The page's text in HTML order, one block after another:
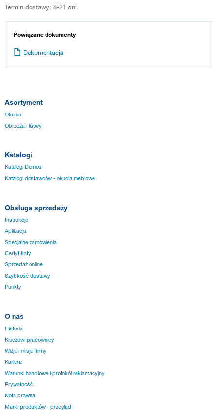
Termin dostawy: 8-21 dni.
Powiązane dokumenty
Dokumentacja
Asortyment
Okucia
Obrzeża i listwy
Katalogi
Katalogi Demos
Katalogi dostawców - okucia meblowe
Obsługa sprzedaży
Instrukcje
Aplikacja
Specjalne zamówienia
Certyfikaty
Sprzedaż online
Szybkość dostawy
Punkty
O nas
Historia
Kluczowi pracownicy
Wizja i misja firmy
Kariera
Warunki handlowe i protokół reklamacyjny
Prywatność
Nota prawna
Marki produktów - przegląd